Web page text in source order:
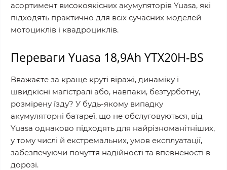
асортимент високоякісних акумуляторів Yuasa, які
підходять практично для всіх сучасних моделей
мотоциклів і квадроциклів.
Переваги Yuasa 18,9Ah YTX20H-BS
Вважаєте за краще круті віражі, динаміку і
швидкісні магістралі або, навпаки, безтурботну,
розмірену їзду? У будь-якому випадку
акумуляторні батареї, що не обслуговуються, від
Yuasa однаково підходять для найрізноманітніших,
у тому числі й екстремальних, умов експлуатації,
забезпечуючи почуття надійності та впевненості в
дорозі.